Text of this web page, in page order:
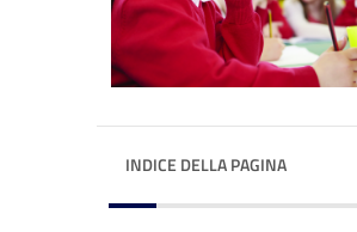
INDICE DELLA PAGINA